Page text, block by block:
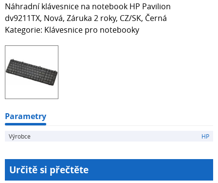
Náhradní klávesnice na notebook HP Pavilion
dv9211TX, Nová, Záruka 2 roky, CZ/SK, Černá
Kategorie: Klávesnice pro notebooky
Parametry
Výrobce HP
Určitě si přečtěte